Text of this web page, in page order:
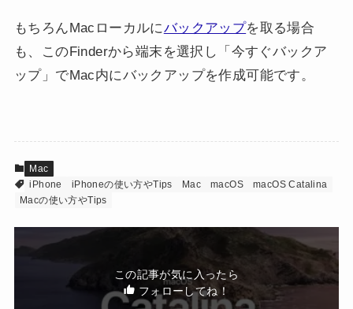
もちろんMacローカルにバックアップを取る場合
も、このFinderから端末を選択し「今すぐバックア
ップ」でMac内にバックアップを作成可能です。
Mac
iPhone
iPhoneの使い方やTips Mac macOS
macOS Catalina
Macの使い方やTips
この記事が気に入ったら
フォローしてね！